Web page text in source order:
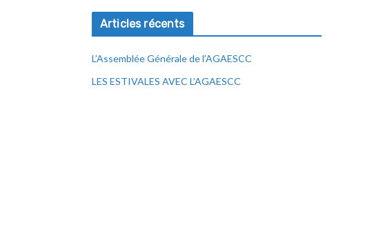
Articles récents
L’Assemblée Générale de l’AGAESCC
LES ESTIVALES AVEC L’AGAESCC